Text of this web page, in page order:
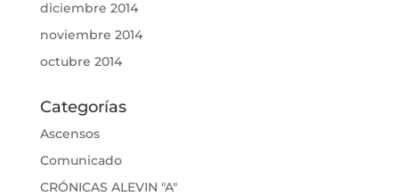
diciembre 2014
noviembre 2014
octubre 2014
Categorías
Ascensos
Comunicado
CRÓNICAS ALEVIN "A"